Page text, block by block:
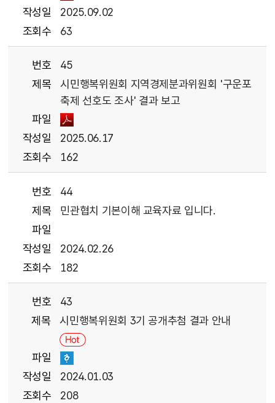
작성일
2025.09.02
조회수
63
번호
45
제목
시민행복위원회 지역경제분과위원회 '구운포
축제 선호도 조사' 결과 보고
파일
작성일
2025.06.17
조회수
162
번호
44
제목
민관협치 기본이해 교육자료 입니다.
파일
작성일
2024.02.26
조회수
182
번호
43
제목
시민행복위원회 3기 공개추첨 결과 안내
파일
작성일
2024.01.03
조회수
208